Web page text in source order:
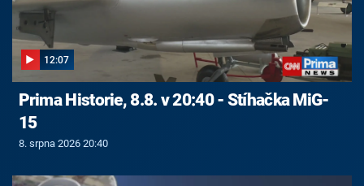
12:07
Prima Historie, 8.8. v 20:40 - Stíhačka MiG-
15
8. srpna 2026 20:40